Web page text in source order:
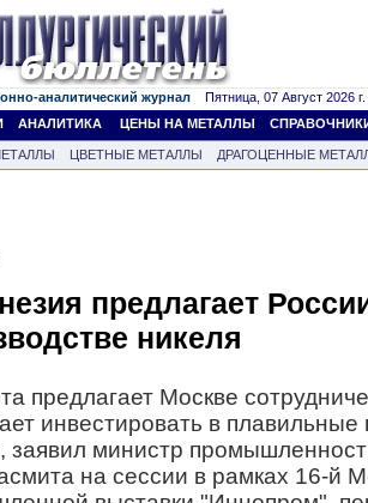
аналитический журнал Пятница, 07 Август 2026 г.
АНАЛИТИКА ЦЕНЫ НА МЕТАЛЛЫ
ЦВЕТНЫЕ МЕТАЛЛЫ
ДРАГОЦЕННЫЕ
предлагает
никеля
предлагает Москве
инвестировать в
заявил министр
на сессии в рамках 16-й